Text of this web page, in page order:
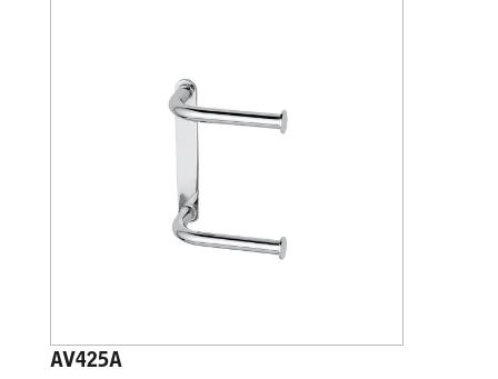
AV425A